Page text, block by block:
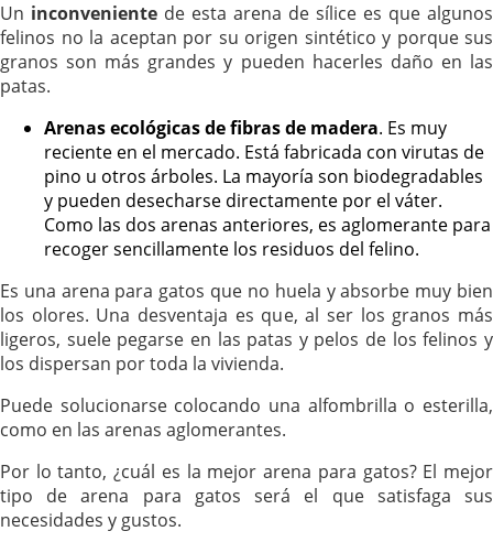
Un inconveniente de esta arena de sílice es que algunos
felinos no la aceptan por su origen sintético y porque sus
granos son más grandes y pueden hacerles daño en las
patas.
Arenas ecológicas de fibras de madera. Es muy
reciente en el mercado. Está fabricada con virutas de
pino u otros árboles. La mayoría son biodegradables
y pueden desecharse directamente por el váter.
Como las dos arenas anteriores, es aglomerante para
recoger sencillamente los residuos del felino.
Es una arena para gatos que no huela y absorbe muy bien
los olores. Una desventaja es que, al ser los granos más
ligeros, suele pegarse en las patas y pelos de los felinos y
los dispersan por toda la vivienda.
Puede solucionarse colocando una alfombrilla o esterilla,
como en las arenas aglomerantes.
Por lo tanto, ¿cuál es la mejor arena para gatos? El mejor
tipo de arena para gatos será el que satisfaga sus
necesidades y gustos.